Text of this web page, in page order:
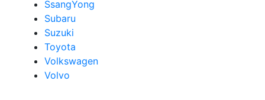
SsangYong
Subaru
Suzuki
Toyota
Volkswagen
Volvo